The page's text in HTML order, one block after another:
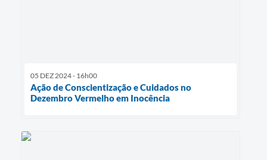
05 DEZ 2024 - 16h00
Ação de Conscientização e Cuidados no
Dezembro Vermelho em Inocência